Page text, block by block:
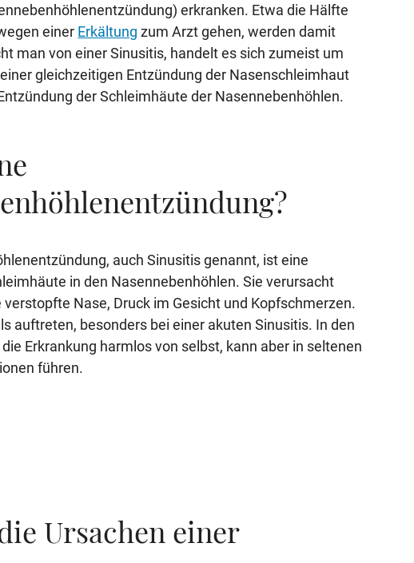
erkranken. Etwa die Hälfte
einer Erkältung zum Arzt gehen, werden damit
man von einer Sinusitis, handelt es sich zumeist um
gleichzeitigen Entzündung der Nasenschleimhaut
der Schleimhäute der Nasennebenhöhlen.
auch Sinusitis genannt, ist eine
in den Nasennebenhöhlen. Sie verursacht
Nase, Druck im Gesicht und Kopfschmerzen.
auftreten, besonders bei einer akuten Sinusitis. In den
Erkrankung harmlos von selbst, kann aber in seltenen
führen.
Ursachen einer